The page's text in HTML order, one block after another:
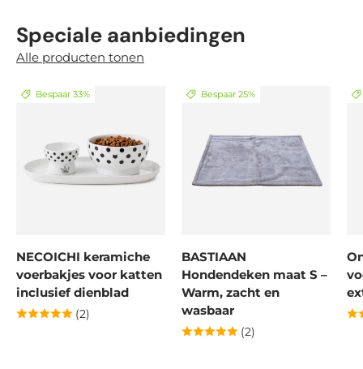
Speciale aanbiedingen
Alle producten tonen
Bespaar 33%
NECOICHI keramiche
voerbakjes voor katten
inclusief dienblad
(2)
Bespaar 25%
BASTIAAN
Hondendeken maat S –
Warm, zacht en
wasbaar
(2)